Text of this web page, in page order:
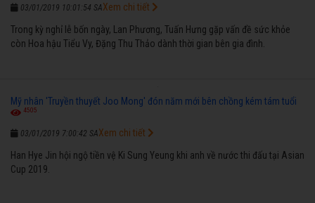
03/01/2019 10:01:54 SA
Trong kỳ nghỉ lễ bốn ngày, Lan Phương, Tuấn Hưng gặp vấn đề sức khỏe
còn Hoa hậu Tiểu Vy, Đặng Thu Thảo dành thời gian bên gia đình.
Xem chi tiết
Mỹ nhân 'Truyền thuyết Joo Mong' đón năm mới bên chồng kém tám tuổi
4505
03/01/2019 7:00:42 SA
Han Hye Jin hội ngộ tiền vệ Ki Sung Yeung khi anh về nước thi đấu tại Asian
Cup 2019.
Xem chi tiết